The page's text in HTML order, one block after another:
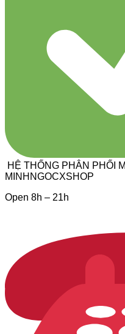
HỆ THỐNG PHÂN PHỐI
MINHNGOCXSHOP
Open 8h – 21h